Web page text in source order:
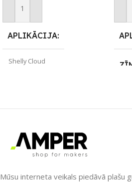
Pievienot Grozam
APLIKĀCIJA
Shelly Cloud
Ethernet / LAN Wi-Fi
PIEEJAMS UZREIZ Nē
Mūsu interneta veikals piedāvā plašu